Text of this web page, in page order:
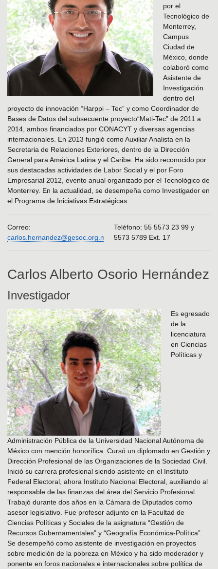
por el
Tecnológico de
Monterrey,
Campus
Ciudad de
México, donde
colaboró como
Asistente de
Investigación
dentro del
proyecto de innovación “Harppi – Tec” y como Coordinador de
Bases de Datos del subsecuente proyecto“Mati-Tec” de 2011 a
2014, ambos financiados por CONACYT y diversas agencias
internacionales. En 2013 fungió como Auxiliar Analista en la
Secretaria de Relaciones Exteriores, dentro de la Dirección
General para América Latina y el Caribe. Ha sido reconocido por
sus destacadas actividades de Labor Social y el por Foro
Empresarial 2012, evento anual organizado por el Tecnológico de
Monterrey. En la actualidad, se desempeña como Investigador en
el Programa de Iniciativas Estratégicas.
Correo:
carlos.hernandez@gesoc.org.mx
Teléfono: 55 5573 23 99 y
5573 5789 Ext. 17
Carlos Alberto Osorio Hernández
Investigador
Es egresado
de la
licenciatura
en Ciencias
Políticas y
Administración Pública de la Universidad Nacional Autónoma de
México con mención honorífica. Cursó un diplomado en Gestión y
Dirección Profesional de las Organizaciones de la Sociedad Civil.
Inició su carrera profesional siendo asistente en el Instituto
Federal Electoral, ahora Instituto Nacional Electoral, auxiliando al
responsable de las finanzas del área del Servicio Profesional.
Trabajó durante dos años en la Cámara de Diputados como
asesor legislativo. Fue profesor adjunto en la Facultad de
Ciencias Políticas y Sociales de la asignatura “Gestión de
Recursos Gubernamentales” y “Geografía Económica-Política”.
Se desempeñó como asistente de investigación en proyectos
sobre medición de la pobreza en México y ha sido moderador y
ponente en foros nacionales e internacionales sobre política de